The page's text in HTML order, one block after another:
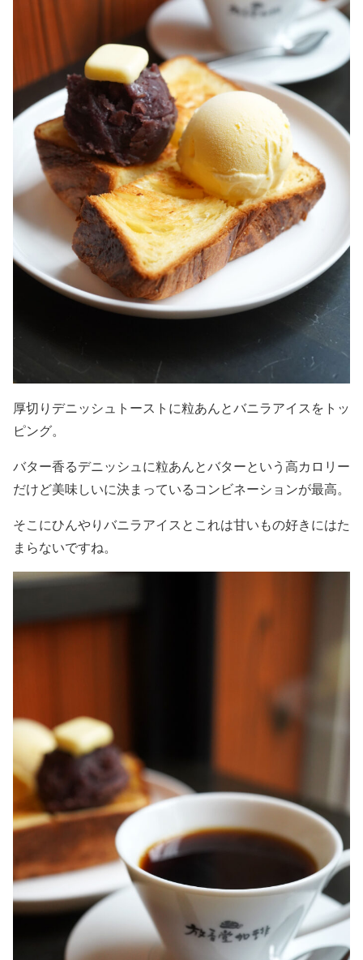
厚切りデニッシュトーストに粒あんとバニラアイスをトッ
ピング。
バター香るデニッシュに粒あんとバターという高カロリー
だけど美味しいに決まっているコンビネーションが最高。
そこにひんやりバニラアイスとこれは甘いもの好きにはた
まらないですね。